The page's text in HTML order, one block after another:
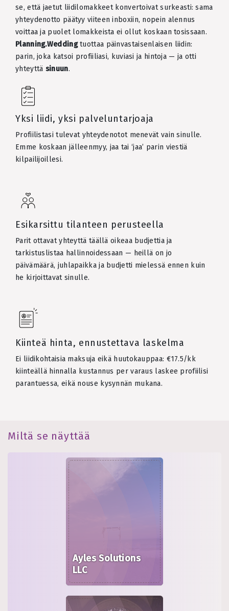
se, että jaetut liidilomakkeet konvertoivat surkeasti: sama
yhteydenotto päätyy viiteen inboxiin, nopein alennus
voittaa ja puolet lomakkeista ei ollut koskaan tosissaan.
Planning.Weddingtuottaa päinvastaisenlaisen liidin:
parin, joka katsoi profiiliasi, kuviasi ja hintoja — ja otti
yhteyttä sinuun.
Yksi liidi, yksi palveluntarjoaja
Profiilistasi tulevat yhteydenotot menevät vain sinulle.
Emme koskaan jälleenmyy, jaa tai ‘jaa’ parin viestiä
kilpailijoillesi.
Esikarsittu tilanteen perusteella
Parit ottavat yhteyttä täällä oikeaa budjettia ja
tarkistuslistaa hallinnoidessaan — heillä on jo
päivämäärä, juhlapaikka ja budjetti mielessä ennen kuin
he kirjoittavat sinulle.
Kiinteä hinta, ennustettava laskelma
Ei liidikohtaisia maksuja eikä huutokauppaa: €17.5/kk
kiinteällä hinnalla kustannus per varaus laskee profiilisi
parantuessa, eikä nouse kysynnän mukana.
Miltä se näyttää
Ayles Solutions
LLC